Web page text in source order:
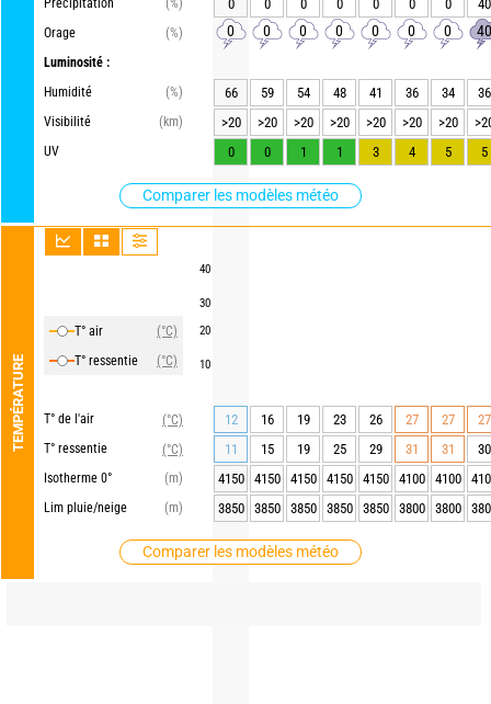
Précipitation
(%)
Orage
(%)
Luminosité :
Humidité
(%)
Visibilité
(km)
UV
Comparer les modèles météo
TEMPÉRATURE
T° air
(°C)
T° ressentie
(°C)
T° de l'air
(°C)
T° ressentie
(°C)
Isotherme 0°
(m)
Lim pluie/neige
(m)
Comparer les modèles météo
40
30
20
10
0 0 0 0 0 0 0 40
0 0 0 0 0 0 0 40
66 59 54 48 41 36 34
36
>20
>20 >20 >20 >20 >20 >20
0
0 1 1 3 4 5 5
12 16 19 23 26 27 27
27
11
15 19 25 29 31 31
30
4150
4150 4150 4150 4150 4100 4100
3850
3850 3850 3850 3850 3800 3800